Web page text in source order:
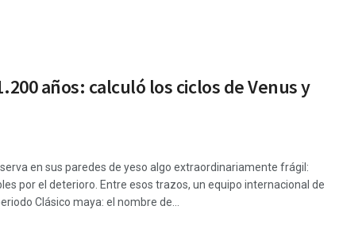
años: calculó los ciclos de Venus y
en sus paredes de yeso algo extraordinariamente frágil:
por el deterioro. Entre esos trazos, un equipo internacional de
Clásico maya: el nombre de...